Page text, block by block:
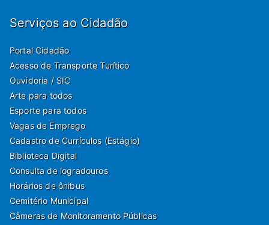
Serviços ao Cidadão
Portal Cidadão
Acesso de Transporte Turítico
Ouvidoria / SIC
Arte para todos
Esporte para todos
Vagas de Emprego
Cadastro de Currículos (Estágio)
Biblioteca Digital
Consulta de logradouros
Horários de ônibus
Cemitério Municipal
Câmeras de Monitoramento Públicas